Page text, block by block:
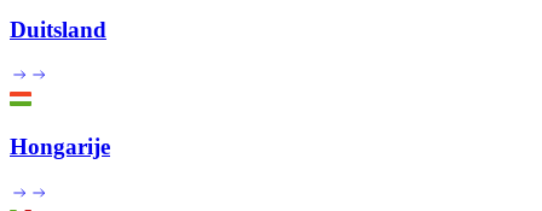
Duitsland
Hongarije